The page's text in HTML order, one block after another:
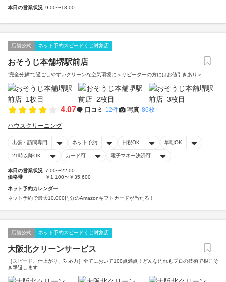
本日の営業状況 9:00〜18:00
店舗公式 ネット予約スピードくじ対象店
おそうじ本舗堺駅前店
“完全分解”で過ごしやすいクリーンな空気環境に＜リピーターの方にはお値引きあり＞
4.07 口コミ 12件 写真 86枚
ハウスクリーニング
出張・訪問専門 ネット予約 日祝OK 早朝OK
21時以降OK カード可 電子マネー決済可
本日の営業状況 7:00〜22:00
価格帯
￥1,100〜￥35,600
ネット予約カレンダー
ネット予約で最大10,000円分のAmazonギフトカードが当たる！
店舗公式 ネット予約スピードくじ対象店
大阪北クリーンサービス
［スピード、仕上がり、対応力］全てにおいて100点満点！どんな汚れもプロの技術で根こそ
ぎ撃退します